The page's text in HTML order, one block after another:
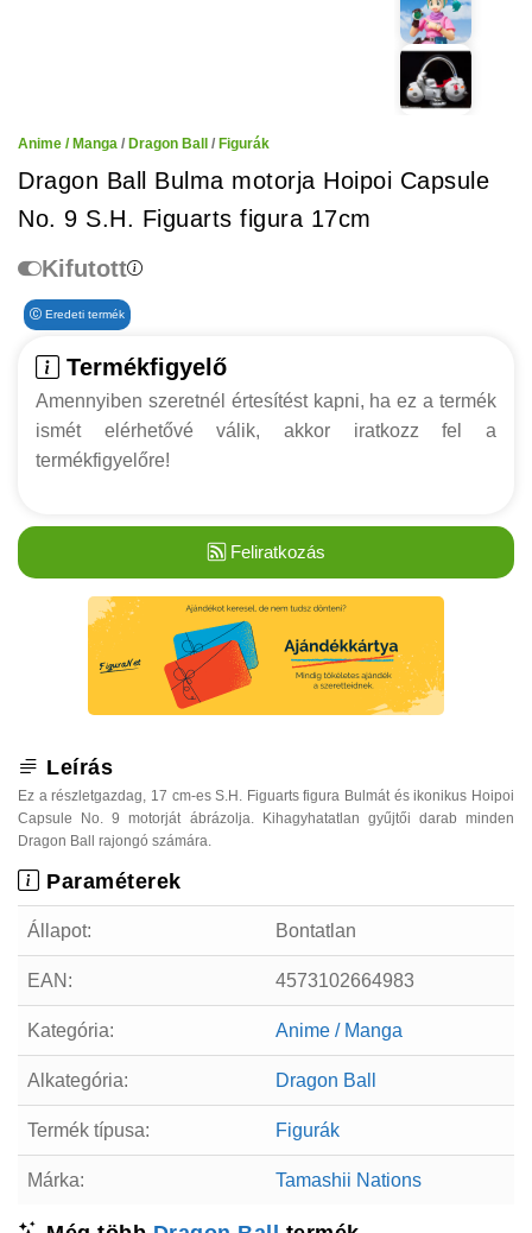
Anime / Manga / Dragon Ball / Figurák
Dragon Ball Bulma motorja Hoipoi Capsule
No. 9 S.H. Figuarts figura 17cm
Kifutott
Eredeti termék
Termékfigyelő
Amennyiben szeretnél értesítést kapni, ha ez a termék
ismét elérhetővé válik, akkor iratkozz fel a
termékfigyelőre!
Feliratkozás
Leírás
Ez a részletgazdag, 17 cm-es S.H. Figuarts figura Bulmát és ikonikus Hoipoi
Capsule No. 9 motorját ábrázolja. Kihagyhatatlan gyűjtői darab minden
Dragon Ball rajongó számára.
Paraméterek
Állapot: Bontatlan
EAN: 4573102664983
Kategória: Anime / Manga
Alkategória: Dragon Ball
Termék típusa: Figurák
Márka: Tamashii Nations